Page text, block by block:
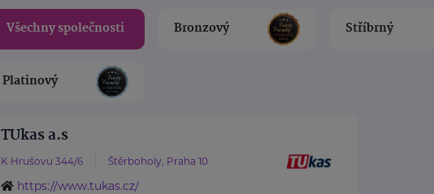
Všechny společnosti Bronzový Stříbrný
Platinový
TUkas a.s
K Hrušovu 344/6 Štěrboholy, Praha 10
https://www.tukas.cz/